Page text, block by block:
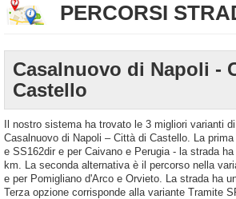
PERCORSI
Casalnuovo di Napoli -
Castello
Il nostro sistema ha trovato le 3 migliori varianti
Casalnuovo di Napoli – Città di Castello. La
e SS162dir e per Caivano e Perugia - la strada
km. La seconda alternativa è il percorso nella
e per Pomigliano d'Arco e Orvieto. La strada ha
Terza opzione corrisponde alla variante Tramite